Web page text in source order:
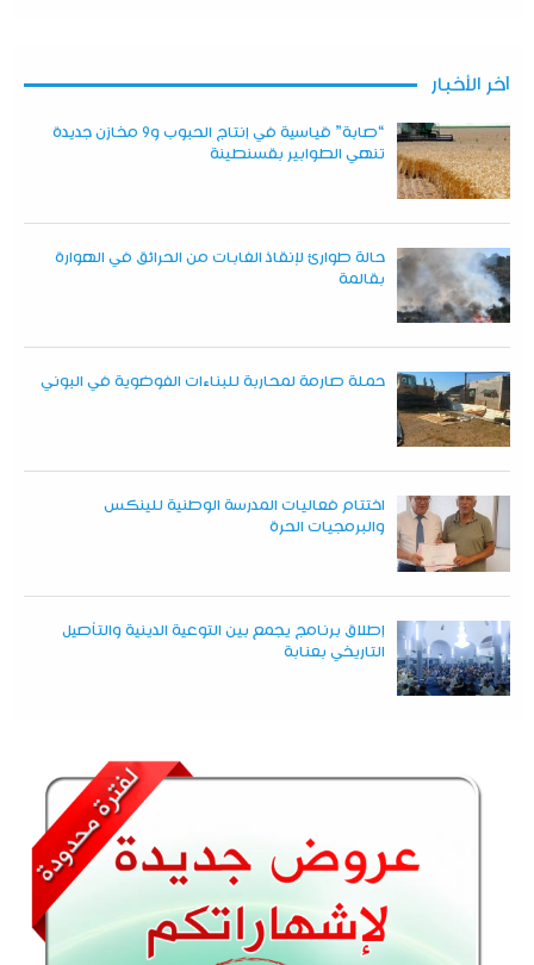
آخر الأخبار
“صابة” قياسية في إنتاج الحبوب و9 مخازن جديدة
تنهي الطوابير بقسنطينة
حالة طوارئ لإنقاذ الغابات من الحرائق في الهوارة
بقالمة
حملة صارمة لمحاربة للبناءات الفوضوية في البوني
اختتام فعاليات المدرسة الوطنية للينكس
والبرمجيات الحرة
إطلاق برنامج يجمع بين التوعية الدينية والتأصيل
التاريخي بعنابة